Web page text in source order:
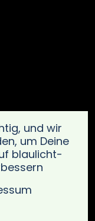
und wir
um Deine
blaulicht-